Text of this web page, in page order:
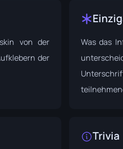
von der
der
Was das
Trivia